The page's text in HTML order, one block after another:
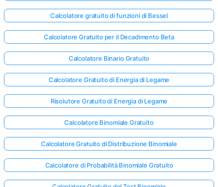
Calcolatore gratuito di funzioni di Bessel
Calcolatore Gratuito per il Decadimento Beta
Calcolatore Binario Gratuito
Calcolatore Gratuito di Energia di Legame
Risolutore Gratuito di Energia di Legame
Calcolatore Binomiale Gratuito
Calcolatore Gratuito di Distribuzione Binomiale
Calcolatore di Probabilità Binomiale Gratuito